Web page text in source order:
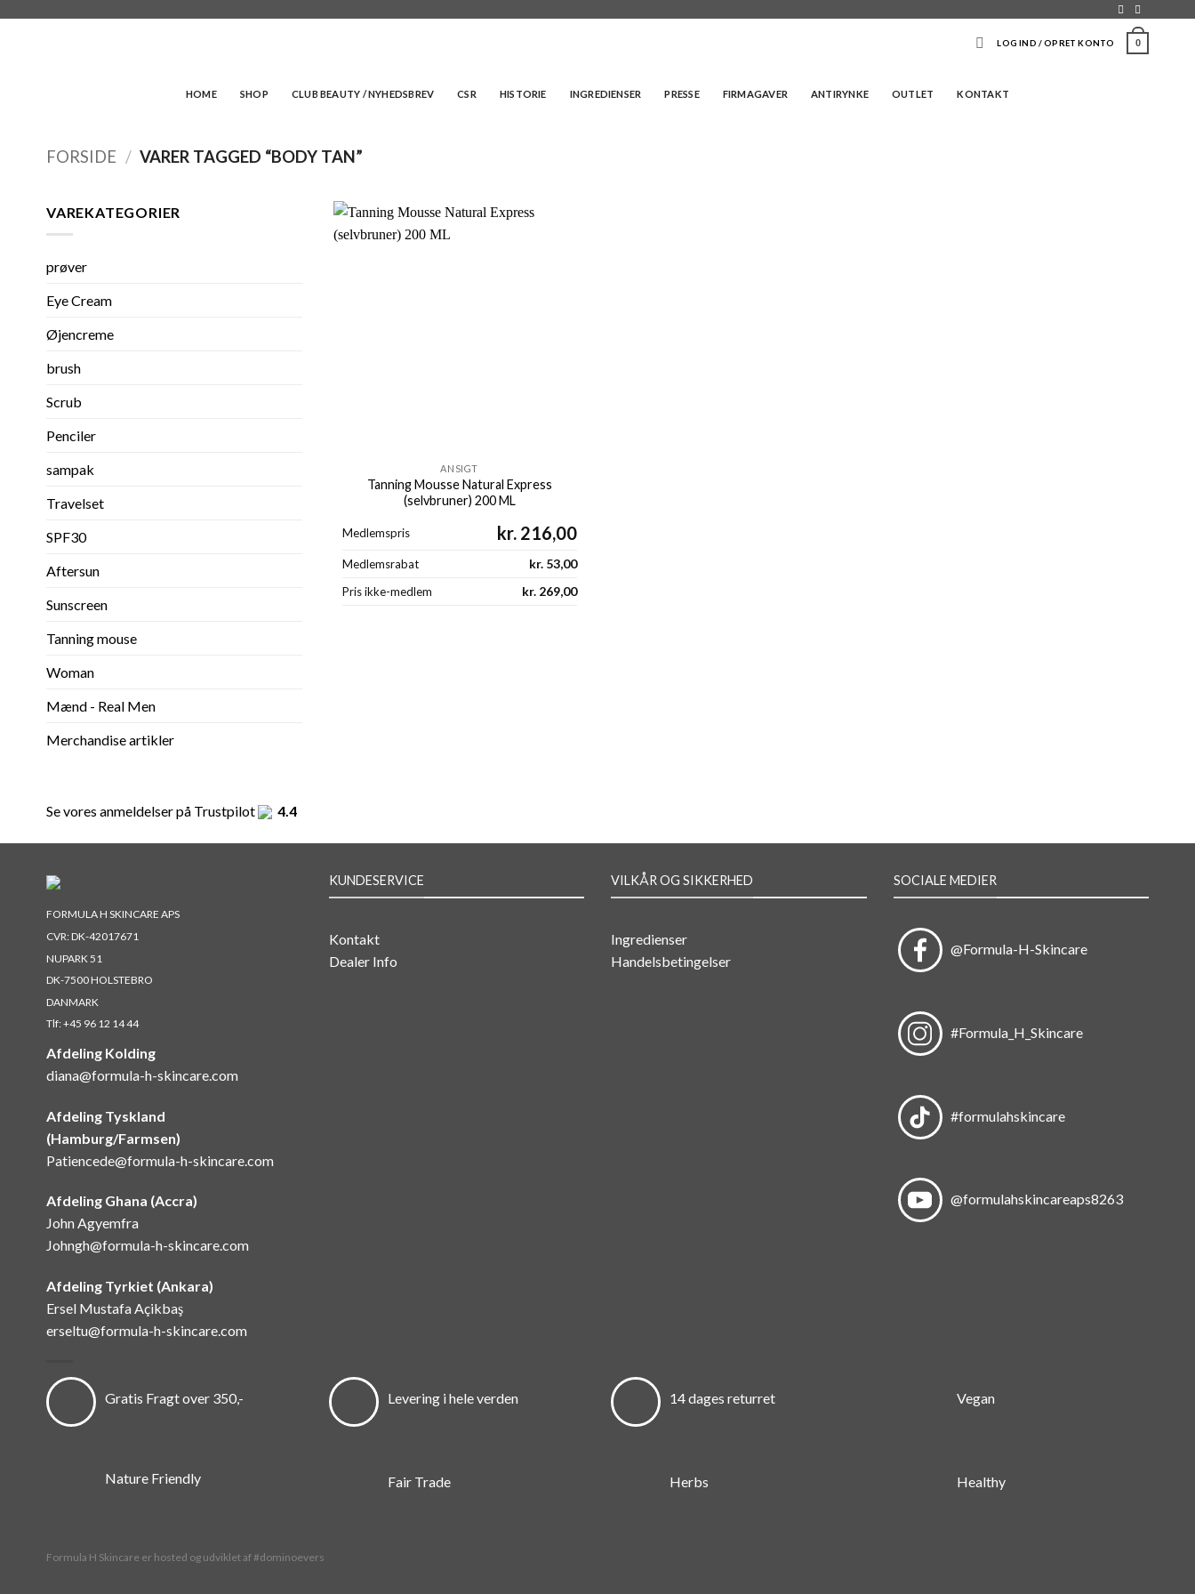
LOG IND / OPRET KONTO 0
HOME SHOP CLUB BEAUTY / NYHEDSBREV CSR HISTORIE INGREDIENSER PRESSE FIRMAGAVER ANTIRYNKE OUTLET KONTAKT
FORSIDE / VARER TAGGED “BODY TAN”
VAREKATEGORIER
prøver
Eye Cream
Øjencreme
brush
Scrub
Penciler
sampak
Travelset
SPF30
Aftersun
Sunscreen
Tanning mouse
Woman
Mænd - Real Men
Merchandise artikler
Se vores anmeldelser på Trustpilot 4.4
ANSIGT
Tanning Mousse Natural Express
(selvbruner) 200 ML
Medlemspris kr.216,00
Medlemsrabat kr.53,00
Pris ikke-medlem kr.269,00
FORMULA H SKINCARE APS
CVR: DK-42017671
NUPARK 51
DK-7500 HOLSTEBRO
DANMARK
Tlf:+45 96 12 14 44
Afdeling Kolding
diana@formula-h-skincare.com
Afdeling Tyskland
(Hamburg/Farmsen)
Patiencede@formula-h-skincare.com
Afdeling Ghana (Accra)
John Agyemfra
Johngh@formula-h-skincare.com
Afdeling Tyrkiet (Ankara)
Ersel Mustafa Açikbaş
erseltu@formula-h-skincare.com
KUNDESERVICE
Kontakt
Dealer Info
VILKÅR OG SIKKERHED
Ingredienser
Handelsbetingelser
SOCIALE MEDIER
@Formula-H-Skincare
#Formula_H_Skincare
#formulahskincare
@formulahskincareaps8263
Gratis Fragt over 350,- Levering i hele verden 14 dages returret Vegan
Nature Friendly Fair Trade Herbs Healthy
Formula H Skincare er hosted og udviklet af #dominoevers